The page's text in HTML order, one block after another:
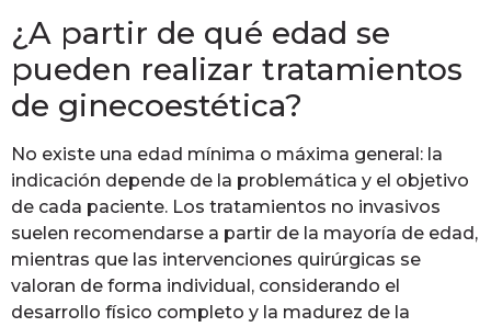
¿A partir de qué edad se
pueden realizar tratamientos
de ginecoestética?
No existe una edad mínima o máxima general: la
indicación depende de la problemática y el objetivo
de cada paciente. Los tratamientos no invasivos
suelen recomendarse a partir de la mayoría de edad,
mientras que las intervenciones quirúrgicas se
valoran de forma individual, considerando el
desarrollo físico completo y la madurez de la